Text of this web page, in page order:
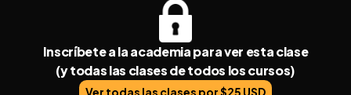
Inscríbete a la academia para ver esta clase
(y todas las clases de todos los cursos)
Ver todas las clases por $25 USD